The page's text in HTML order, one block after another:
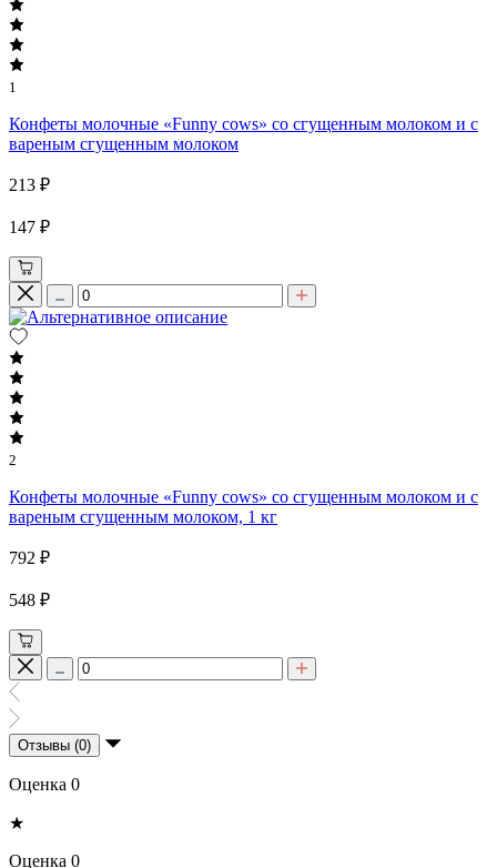
1
Конфеты молочные «Funny cows» со сгущенным молоком и с
вареным сгущенным молоком
213 ₽
147 ₽
2
Конфеты молочные «Funny cows» со сгущенным молоком и с
вареным сгущенным молоком, 1 кг
792 ₽
548 ₽
Отзывы (0)
Оценка 0
★
Оценка 0